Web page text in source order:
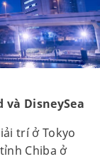
DisneySea
trí ở Tokyo
Chiba ở